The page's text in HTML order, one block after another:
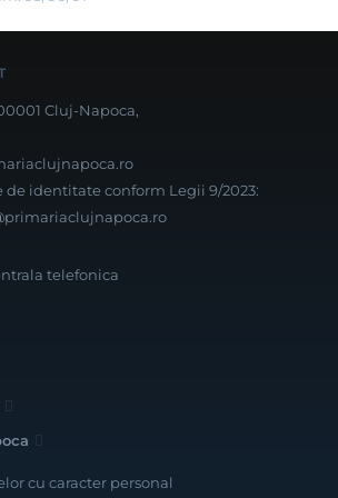
Cluj-Napoca,
de identitate conform Legii 9/2023:
telefonica
cu caracter personal